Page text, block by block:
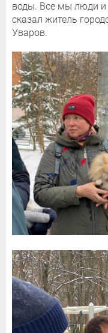
воды. Все мы люди и
сказал житель
Уваров.